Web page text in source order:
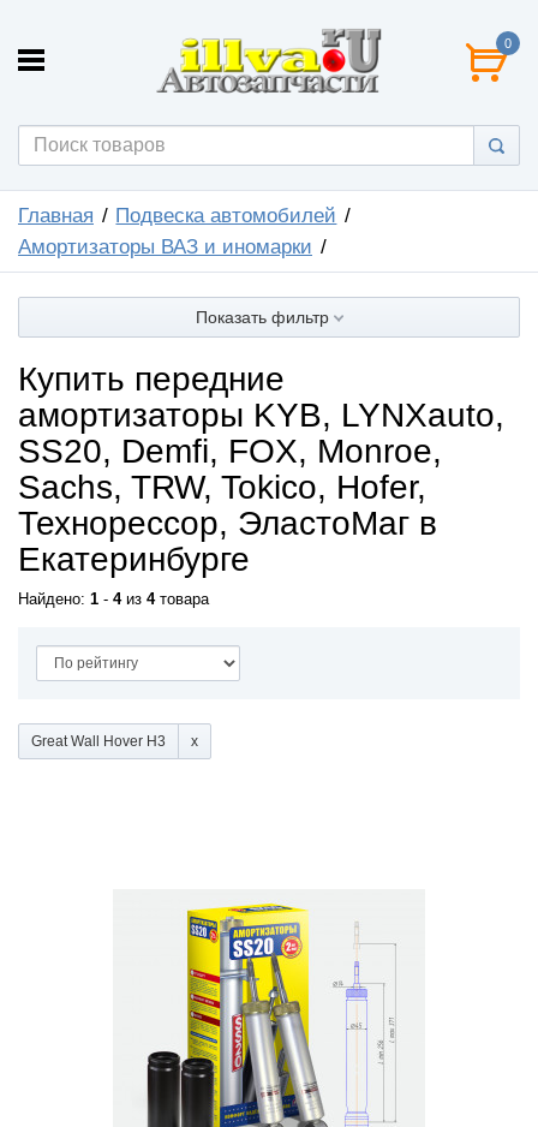
0
Главная
Подвеска автомобилей
Амортизаторы ВАЗ и иномарки
Показать фильтр
Купить передние
амортизаторы KYB, LYNXauto,
SS20, Demfi, FOX, Monroe,
Sachs, TRW, Tokico, Hofer,
Технорессор, ЭластоМаг в
Екатеринбурге
Найдено: 1 - 4из 4товара
Great Wall Hover H3